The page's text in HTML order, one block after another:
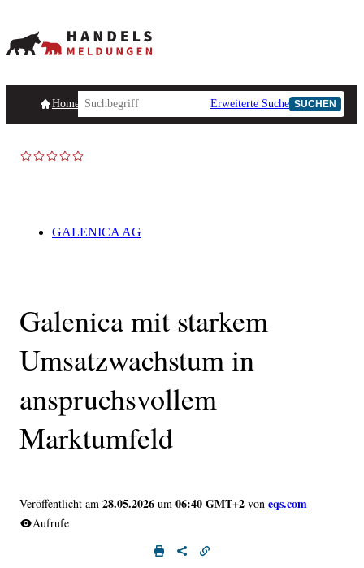
HomepageHandelsmeldungen Ad-Hoc-Meldungen
Erweiterte Suche SUCHEN
GALENICA AG
Galenica mit starkem
Umsatzwachstum in
anspruchsvollem
Marktumfeld
Veröffentlicht am 28.05.2026 um 06:40 GMT+2 von eqs.com
Aufrufe